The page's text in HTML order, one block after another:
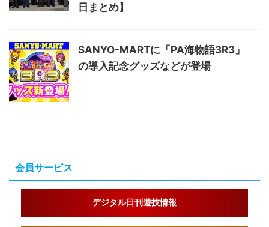
日まとめ】
SANYO-MARTに「PA海物語3R3」
の導入記念グッズなどが登場
会員サービス
デジタル日刊遊技情報